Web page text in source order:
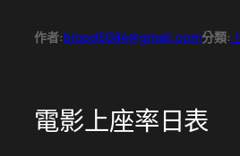
作者:blood5084@gmail.com分類:
電影上座率日表